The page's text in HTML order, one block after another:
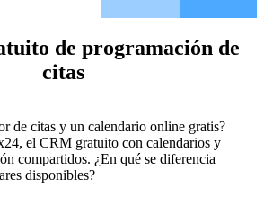
de programación de
citas
de citas y un calendario online gratis?
el CRM gratuito con calendarios y
compartidos. ¿En qué se diferencia
disponibles?